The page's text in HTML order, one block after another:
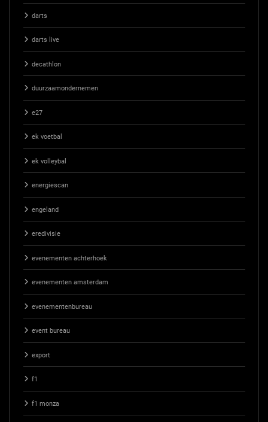
darts
darts live
decathlon
duurzaamondernemen
e27
ek voetbal
ek volleybal
energiescan
engeland
eredivisie
evenementen achterhoek
evenementen amsterdam
evenementenbureau
event bureau
export
f1
f1 monza